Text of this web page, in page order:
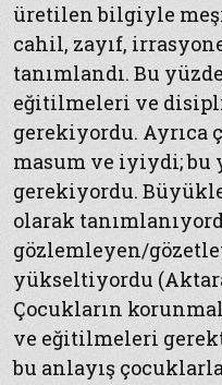
üretilen bilgiyle
cahil, zayıf,
tanımlandı. Bu
eğitilmeleri ve
gerekiyordu. Ayrıca
masum ve iyiydi; bu
gerekiyordu.
olarak
gözlemleyen/
yükseltiyordu
Çocukların
ve eğitilmeleri
bu anlayış